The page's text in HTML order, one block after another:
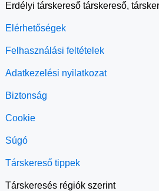
Erdélyi társkereső társkereső,
Elérhetőségek
Felhasználási feltételek
Adatkezelési nyilatkozat
Biztonság
Cookie
Súgó
Társkereső tippek
Társkeresés régiók szerint